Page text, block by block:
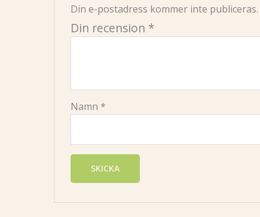
Din e-postadress kommer inte publiceras.
Din recension *
Namn *